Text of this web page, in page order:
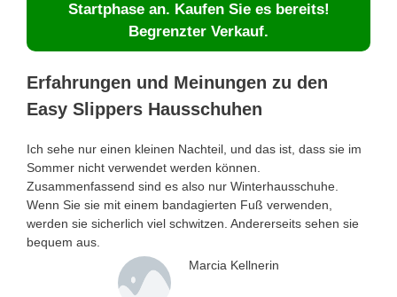
Startphase an. Kaufen Sie es bereits!
Begrenzter Verkauf.
Erfahrungen und Meinungen zu den
Easy Slippers Hausschuhen
Ich sehe nur einen kleinen Nachteil, und das ist, dass sie im
Sommer nicht verwendet werden können.
Zusammenfassend sind es also nur Winterhausschuhe.
Wenn Sie sie mit einem bandagierten Fuß verwenden,
werden sie sicherlich viel schwitzen. Andererseits sehen sie
bequem aus.
Marcia Kellnerin